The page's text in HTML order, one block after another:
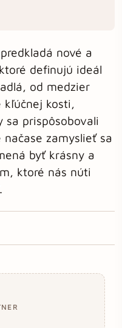
nové a
definujú ideál
od medzier
kľúčnej kosti,
prispôsobovali
zamyslieť sa
byť krásny a
ktoré nás núti